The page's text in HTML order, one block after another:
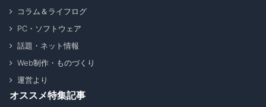
コラム＆ライフログ
PC・ソフトウェア
話題・ネット情報
Web制作・ものづくり
運営より
オススメ特集記事